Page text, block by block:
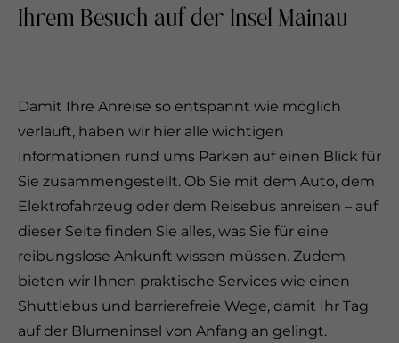
Ihrem Besuch auf der Insel Mainau
Damit Ihre Anreise so entspannt wie möglich
verläuft, haben wir hier alle wichtigen
Informationen rund ums Parken auf einen Blick für
Sie zusammengestellt. Ob Sie mit dem Auto, dem
Elektrofahrzeug oder dem Reisebus anreisen – auf
dieser Seite finden Sie alles, was Sie für eine
reibungslose Ankunft wissen müssen. Zudem
bieten wir Ihnen praktische Services wie einen
Shuttlebus und barrierefreie Wege, damit Ihr Tag
auf der Blumeninsel von Anfang an gelingt.